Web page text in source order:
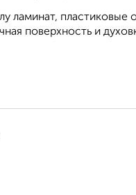
ламинат,
поверхность и